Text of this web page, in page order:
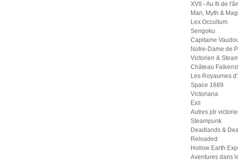
XVII - Au fil de
Man, Myth &
Lex Occultum
Sengoku
Capitaine
Notre-Dame de
Victorien &
Château
Les Royaumes
Space 1889
Victoriana
Exil
Autres jdr
Steampunk
Deadlands &
Reloaded
Hollow Earth
Aventures dans